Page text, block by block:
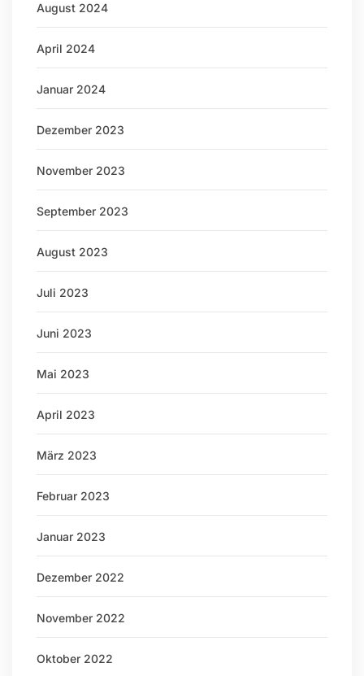
August 2024
April 2024
Januar 2024
Dezember 2023
November 2023
September 2023
August 2023
Juli 2023
Juni 2023
Mai 2023
April 2023
März 2023
Februar 2023
Januar 2023
Dezember 2022
November 2022
Oktober 2022